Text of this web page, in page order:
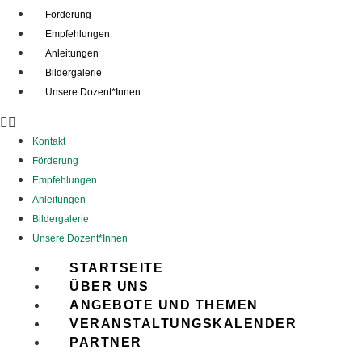
Förderung
Empfehlungen
Anleitungen
Bildergalerie
Unsere Dozent*Innen
Kontakt
Förderung
Empfehlungen
Anleitungen
Bildergalerie
Unsere Dozent*Innen
STARTSEITE
ÜBER UNS
ANGEBOTE UND THEMEN
VERANSTALTUNGSKALENDER
PARTNER